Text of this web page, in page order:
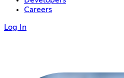
Careers
Log In